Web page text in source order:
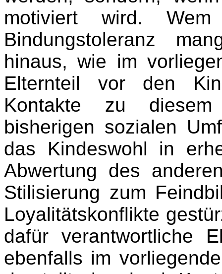
motiviert wird.
Bindungstoleranz
hinaus, wie im
Elternteil vor den
Kontakte zu
bisherigen sozialen
das Kindeswohl in
Abwertung des
Stilisierung zum
Loyalitätskonflikte
dafür verantwortliche
ebenfalls im